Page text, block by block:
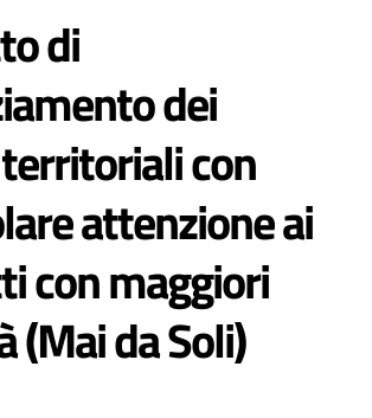
di
dei
con
attenzione ai
con maggiori
da Soli)